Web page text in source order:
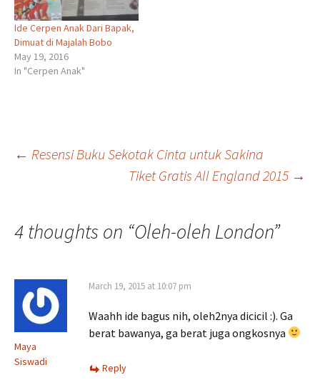
Ide Cerpen Anak Dari Bapak,
Dimuat di Majalah Bobo
May 19, 2016
In "Cerpen Anak"
Post
← Resensi Buku Sekotak Cinta untuk Sakina
Tiket Gratis All England 2015 →
4 thoughts on “Oleh-oleh London”
Maya
Siswadi
March 19, 2015 at 10:07 pm
Waahh ide bagus nih, oleh2nya dicicil :). Ga
berat bawanya, ga berat juga ongkosnya
Reply